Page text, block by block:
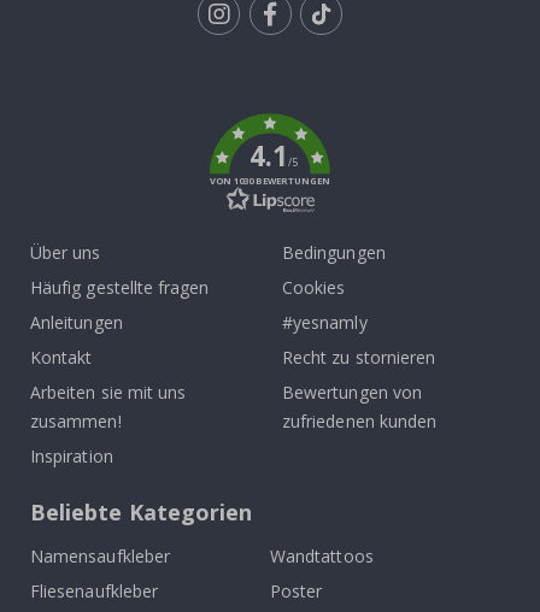
4.1/5
VON 1030 BEWERTUNGEN
Über uns
Häufig gestellte fragen
Anleitungen
Kontakt
Arbeiten sie mit uns
zusammen!
Inspiration
Bedingungen
Cookies
#yesnamly
Recht zu stornieren
Bewertungen von
zufriedenen kunden
Beliebte Kategorien
Namensaufkleber
Wandtattoos
Fliesenaufkleber
Poster